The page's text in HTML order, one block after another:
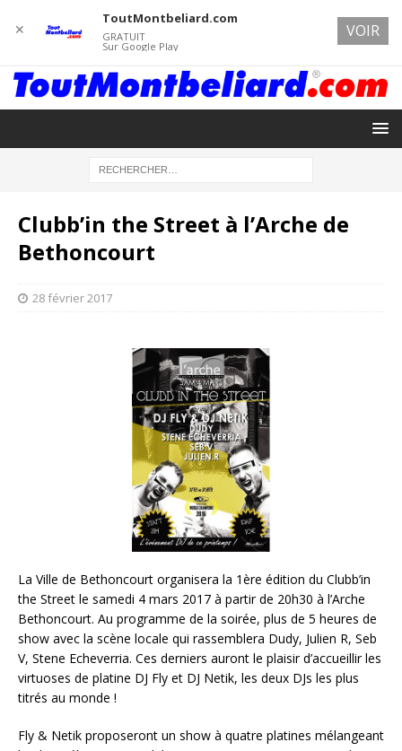
Clubb’in the Street à l’Arche de
Bethoncourt
28 février 2017
La Ville de Bethoncourt organisera la 1ère édition du Clubb’in
the Street le samedi 4 mars 2017 à partir de 20h30 à l’Arche
Bethoncourt. Au programme de la soirée, plus de 5 heures de
show avec la scène locale qui rassemblera Dudy, Julien R, Seb
V, Stene Echeverria. Ces derniers auront le plaisir d’accueillir les
virtuoses de platine DJ Fly et DJ Netik, les deux DJs les plus
titrés au monde !
Fly & Netik proposeront un show à quatre platines mélangeant
✕
ToutMontbeliard.com
GRATUIT
Sur Google Play
VOIR